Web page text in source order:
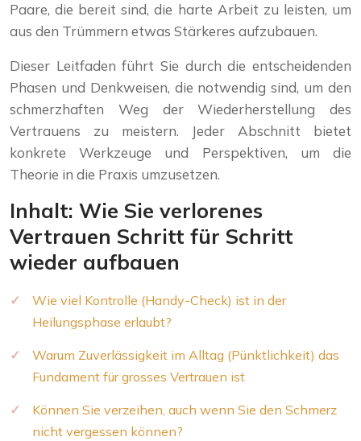
Paare, die bereit sind, die harte Arbeit zu leisten, um
aus den Trümmern etwas Stärkeres aufzubauen.
Dieser Leitfaden führt Sie durch die entscheidenden
Phasen und Denkweisen, die notwendig sind, um den
schmerzhaften Weg der Wiederherstellung des
Vertrauens zu meistern. Jeder Abschnitt bietet
konkrete Werkzeuge und Perspektiven, um die
Theorie in die Praxis umzusetzen.
Inhalt: Wie Sie verlorenes
Vertrauen Schritt für Schritt
wieder aufbauen
Wie viel Kontrolle (Handy-Check) ist in der
Heilungsphase erlaubt?
Warum Zuverlässigkeit im Alltag (Pünktlichkeit) das
Fundament für grosses Vertrauen ist
Können Sie verzeihen, auch wenn Sie den Schmerz
nicht vergessen können?